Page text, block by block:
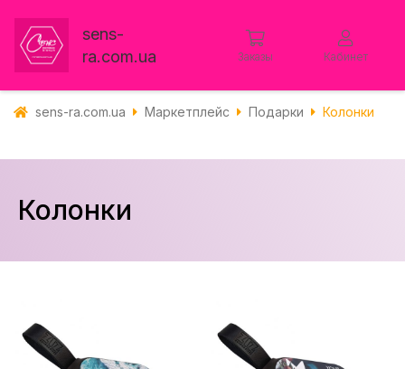
sens-
ra.com.ua
Заказы Кабинет
sens-ra.com.ua Маркетплейс Подарки Колонки
Колонки